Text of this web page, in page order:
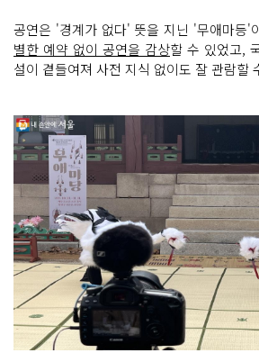
공연은 '경계가 없다' 뜻을 지닌 '무애마등'
별한 예약 없이 공연을 감상할 수 있었고,
설이 곁들여져 사전 지식 없이도 잘 관람할